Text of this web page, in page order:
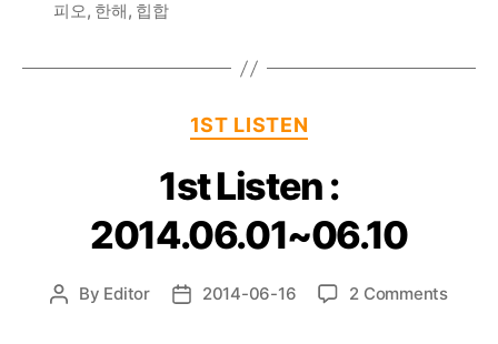
피오, 한해, 힙합
Categories
1ST LISTEN
1st Listen :
2014.06.01~06.10
Post
By Editor
Post2014-06-16 2 Commentson